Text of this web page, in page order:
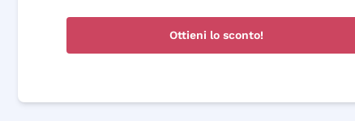
Ottieni lo sconto!